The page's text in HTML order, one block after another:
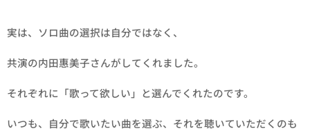
実は、ソロ曲の選択は自分ではなく、
共演の内田惠美子さんがしてくれました。
それぞれに「歌って欲しい」と選んでくれたのです。
いつも、自分で歌いたい曲を選ぶ、それを聴いていただくのも